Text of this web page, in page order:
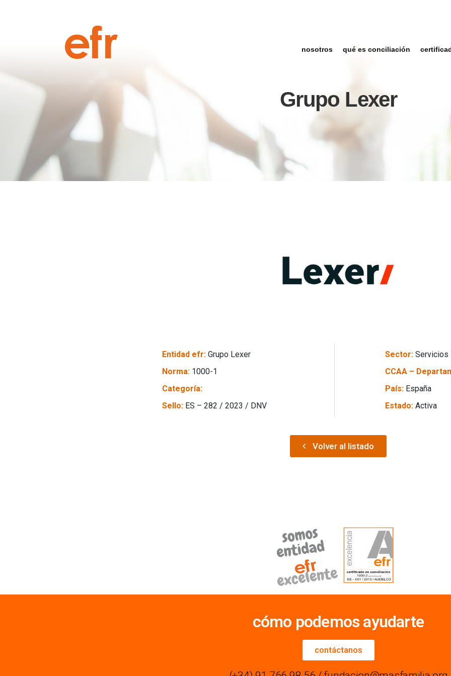
nosotros qué es conciliación
Grupo Lexer
Entidad efr: Grupo Lexer
Norma: 1000-1
Categoría:
Sello: ES – 282 / 2023 / DNV
Sector: Servicios
CCAA –
País: España
Estado: Activa
Volver al listado
cómo podemos ayudarte
contáctanos